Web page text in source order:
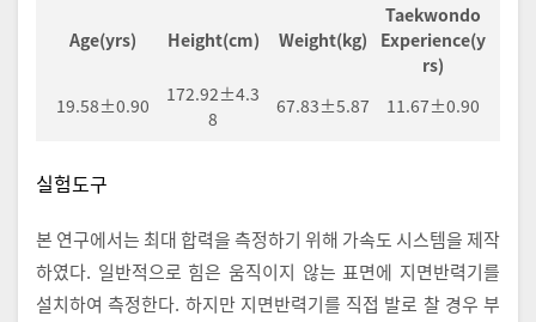
Age(yrs) Height(cm) Weight(kg)
Taekwondo
Experience(y
rs)
19.58±0.90
172.92±4.3
8
67.83±5.87 11.67±0.90
실험도구
본 연구에서는 최대 합력을 측정하기 위해 가속도 시스템을 제작
하였다. 일반적으로 힘은 움직이지 않는 표면에 지면반력기를
설치하여 측정한다. 하지만 지면반력기를 직접 발로 찰 경우 부